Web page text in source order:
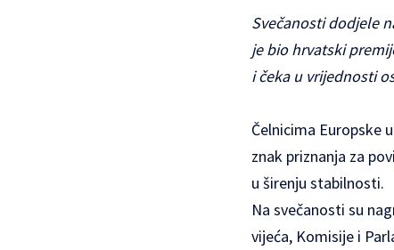
Svečanosti dodjele
je bio hrvatski
i čeka u vrijednosti
Čelnicima Europske
znak priznanja za
u širenju stabilnosti.
Na svečanosti su
vijeća, Komisije i